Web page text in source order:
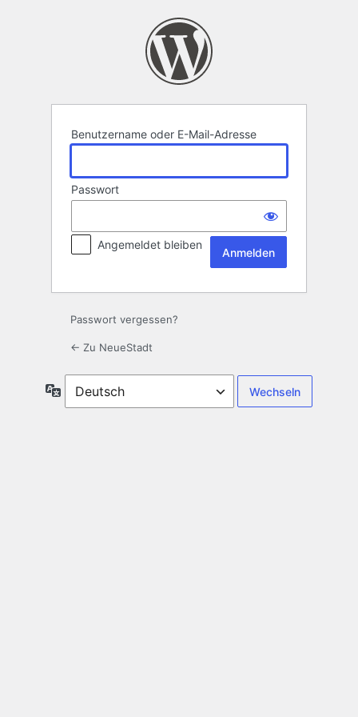
Benutzername oder E-Mail-Adresse
Passwort
Angemeldet bleiben
Passwort vergessen?
← Zu NeueStadt
Sprache